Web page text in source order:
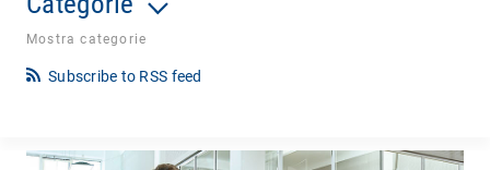
Mostra categorie
Subscribe to RSS feed